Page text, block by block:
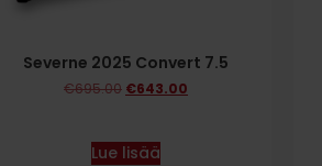
Severne 2025 Convert 7.5
€695.00 €643.00
Lue lisää